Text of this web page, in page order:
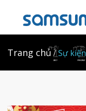
Trang chủ Sự kiện